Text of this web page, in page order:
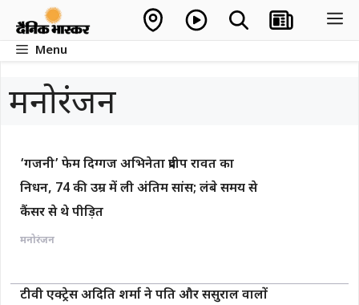
contentMenu
मनोरंजन
‘गजनी’ फेम दिग्गज अभिनेता प्रदीप रावत का
निधन, 74 की उम्र में ली अंतिम सांस; लंबे समय से
कैंसर से थे पीड़ित
मनोरंजन
टीवी एक्ट्रेस अदिति शर्मा ने पति और ससुराल वालों